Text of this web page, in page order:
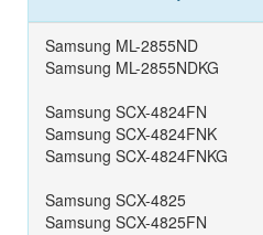
Samsung ML-2855ND
Samsung ML-2855NDKG
Samsung SCX-4824FN
Samsung SCX-4824FNK
Samsung SCX-4824FNKG
Samsung SCX-4825
Samsung SCX-4825FN